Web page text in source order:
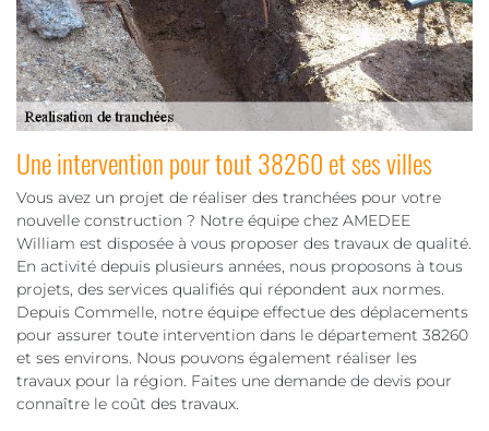
Une intervention pour tout 38260 et ses villes
Vous avez un projet de réaliser des tranchées pour votre
nouvelle construction ? Notre équipe chez AMEDEE
William est disposée à vous proposer des travaux de qualité.
En activité depuis plusieurs années, nous proposons à tous
projets, des services qualifiés qui répondent aux normes.
Depuis Commelle, notre équipe effectue des déplacements
pour assurer toute intervention dans le département 38260
et ses environs. Nous pouvons également réaliser les
travaux pour la région. Faites une demande de devis pour
connaître le coût des travaux.